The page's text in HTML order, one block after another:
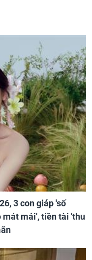
3 con giáp 'số
mát mái', tiền tài 'thu